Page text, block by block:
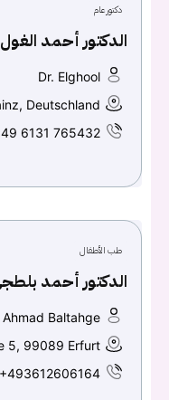
دكتور عام
الدكتور أحمد الغول
Dr. Elghool
Deutschland
6131 765432
طب الأطفال
الدكتور أحمد
Ahmad Baltahge
5, 99089 Erfurt
+493612606164